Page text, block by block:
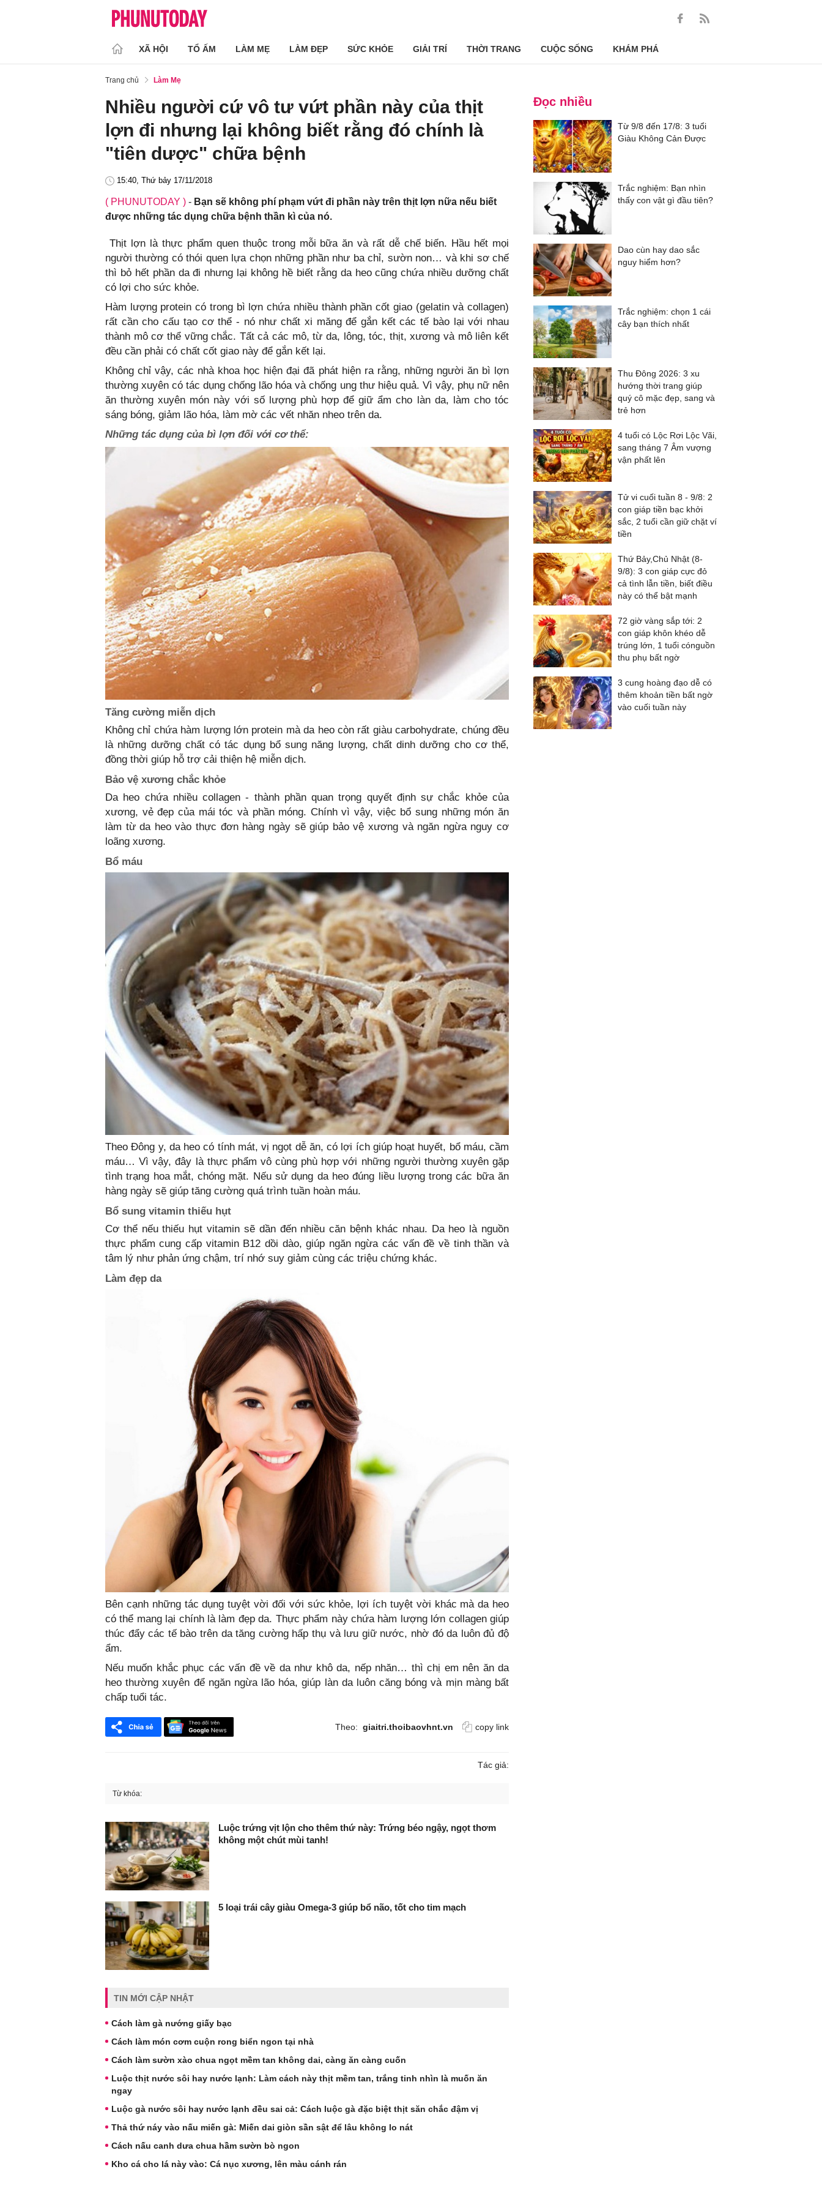
XÃ HỘI TỔ ẤM LÀM MẸ LÀM ĐẸP SỨC KHỎE GIẢI TRÍ THỜI TRANG CUỘC SỐNG KHÁM PHÁ
Trang chủ Làm Mẹ
Nhiều người cứ vô tư vứt phần này của thịt
lợn đi nhưng lại không biết rằng đó chính là
"tiên dược" chữa bệnh
15:40, Thứ bảy 17/11/2018
( PHUNUTODAY ) - Bạn sẽ không phí phạm vứt đi phần này trên thịt lợn nữa nếu biết
được những tác dụng chữa bệnh thần kì của nó.
Thịt lợn là thực phẩm quen thuộc trong mỗi bữa ăn và rất dễ chế biến. Hầu hết mọi
người thường có thói quen lựa chọn những phần như ba chỉ, sườn non… và khi sơ chế
thì bỏ hết phần da đi nhưng lại không hề biết rằng da heo cũng chứa nhiều dưỡng chất
có lợi cho sức khỏe.
Hàm lượng protein có trong bì lợn chứa nhiều thành phần cốt giao (gelatin và collagen)
rất cần cho cấu tạo cơ thể - nó như chất xi măng để gắn kết các tế bào lại với nhau
thành mô cơ thể vững chắc. Tất cả các mô, từ da, lông, tóc, thịt, xương và mô liên kết
đều cần phải có chất cốt giao này để gắn kết lại.
Không chỉ vậy, các nhà khoa học hiện đại đã phát hiện ra rằng, những người ăn bì lợn
thường xuyên có tác dụng chống lão hóa và chống ung thư hiệu quả. Vì vậy, phụ nữ nên
ăn thường xuyên món này với số lượng phù hợp để giữ ẩm cho làn da, làm cho tóc
sáng bóng, giảm lão hóa, làm mờ các vết nhăn nheo trên da.
Những tác dụng của bì lợn đối với cơ thể:
Tăng cường miễn dịch
Không chỉ chứa hàm lượng lớn protein mà da heo còn rất giàu carbohydrate, chúng đều
là những dưỡng chất có tác dụng bổ sung năng lượng, chất dinh dưỡng cho cơ thể,
đồng thời giúp hỗ trợ cải thiện hệ miễn dịch.
Bảo vệ xương chắc khỏe
Da heo chứa nhiều collagen - thành phần quan trọng quyết định sự chắc khỏe của
xương, vẻ đẹp của mái tóc và phần móng. Chính vì vậy, việc bổ sung những món ăn
làm từ da heo vào thực đơn hàng ngày sẽ giúp bảo vệ xương và ngăn ngừa nguy cơ
loãng xương.
Bổ máu
Theo Đông y, da heo có tính mát, vị ngọt dễ ăn, có lợi ích giúp hoạt huyết, bổ máu, cầm
máu… Vì vậy, đây là thực phẩm vô cùng phù hợp với những người thường xuyên gặp
tình trạng hoa mắt, chóng mặt. Nếu sử dụng da heo đúng liều lượng trong các bữa ăn
hàng ngày sẽ giúp tăng cường quá trình tuần hoàn máu.
Bổ sung vitamin thiếu hụt
Cơ thể nếu thiếu hụt vitamin sẽ dần đến nhiều căn bệnh khác nhau. Da heo là nguồn
thực phẩm cung cấp vitamin B12 dồi dào, giúp ngăn ngừa các vấn đề về tinh thần và
tâm lý như phản ứng chậm, trí nhớ suy giảm cùng các triệu chứng khác.
Làm đẹp da
Bên cạnh những tác dụng tuyệt vời đối với sức khỏe, lợi ích tuyệt vời khác mà da heo
có thể mang lại chính là làm đẹp da. Thực phẩm này chứa hàm lượng lớn collagen giúp
thúc đẩy các tế bào trên da tăng cường hấp thụ và lưu giữ nước, nhờ đó da luôn đủ độ
ẩm.
Nếu muốn khắc phục các vấn đề về da như khô da, nếp nhăn… thì chị em nên ăn da
heo thường xuyên để ngăn ngừa lão hóa, giúp làn da luôn căng bóng và mịn màng bất
chấp tuổi tác.
Theo: giaitri.thoibaovhnt.vn copy link
Tác giả:
Từ khóa:
Luộc trứng vịt lộn cho thêm thứ này: Trứng béo ngậy, ngọt thơm
không một chút mùi tanh!
5 loại trái cây giàu Omega-3 giúp bổ não, tốt cho tim mạch
TIN MỚI CẬP NHẬT
Cách làm gà nướng giấy bạc
Cách làm món cơm cuộn rong biển ngon tại nhà
Cách làm sườn xào chua ngọt mềm tan không dai, càng ăn càng cuốn
Luộc thịt nước sôi hay nước lạnh: Làm cách này thịt mềm tan, trắng tinh nhìn là muốn ăn
ngay
Luộc gà nước sôi hay nước lạnh đều sai cả: Cách luộc gà đặc biệt thịt săn chắc đậm vị
Thả thứ náy vào nấu miến gà: Miến dai giòn sần sật để lâu không lo nát
Cách nấu canh dưa chua hầm sườn bò ngon
Kho cá cho lá này vào: Cá nục xương, lên màu cánh rán
Đọc nhiều
Từ 9/8 đến 17/8: 3 tuổi
Giàu Không Cản Được
Trắc nghiệm: Bạn nhìn
thấy con vật gì đầu tiên?
Dao cùn hay dao sắc
nguy hiểm hơn?
Trắc nghiệm: chọn 1 cái
cây bạn thích nhất
Thu Đông 2026: 3 xu
hướng thời trang giúp
quý cô mặc đẹp, sang và
trẻ hơn
4 tuổi có Lộc Rơi Lộc Vãi,
sang tháng 7 Âm vượng
vận phất lên
Tử vi cuối tuần 8 - 9/8: 2
con giáp tiền bạc khởi
sắc, 2 tuổi cần giữ chặt ví
tiền
Thứ Bảy,Chủ Nhật (8-
9/8): 3 con giáp cực đỏ
cả tình lẫn tiền, biết điều
này có thể bật mạnh
72 giờ vàng sắp tới: 2
con giáp khôn khéo dễ
trúng lớn, 1 tuổi cónguồn
thu phụ bất ngờ
3 cung hoàng đạo dễ có
thêm khoản tiền bất ngờ
vào cuối tuần này